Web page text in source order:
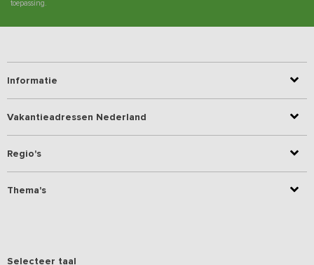
toepassing.
Informatie
Vakantieadressen Nederland
Regio's
Thema's
Selecteer taal